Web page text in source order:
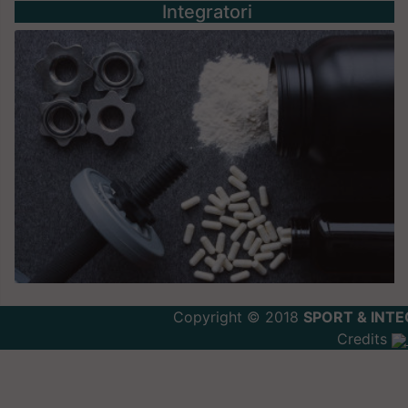
Integratori
Copyright © 2018 SPORT &
Credits